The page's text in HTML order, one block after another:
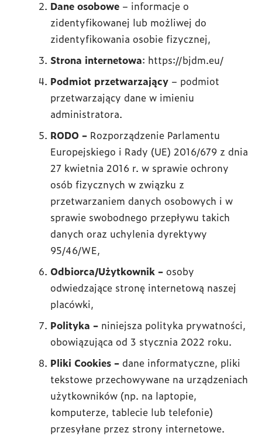
Dane osobowe – informacje o
zidentyfikowanej lub możliwej do
zidentyfikowania osobie fizycznej,
Strona internetowa: https://bjdm.eu/
Podmiot przetwarzający – podmiot
przetwarzający dane w imieniu
administratora.
RODO – Rozporządzenie Parlamentu
Europejskiego i Rady (UE) 2016/679 z dnia
27 kwietnia 2016 r. w sprawie ochrony
osób fizycznych w związku z
przetwarzaniem danych osobowych i w
sprawie swobodnego przepływu takich
danych oraz uchylenia dyrektywy
95/46/WE,
Odbiorca/Użytkownik – osoby
odwiedzające stronę internetową naszej
placówki,
Polityka – niniejsza polityka prywatności,
obowiązująca od 3 stycznia 2022 roku.
Pliki Cookies – dane informatyczne, pliki
tekstowe przechowywane na urządzeniach
użytkowników (np. na laptopie,
komputerze, tablecie lub telefonie)
przesyłane przez strony internetowe.